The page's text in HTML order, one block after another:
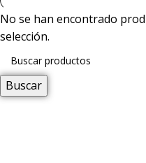
No se han encontrado
selección.
Buscar